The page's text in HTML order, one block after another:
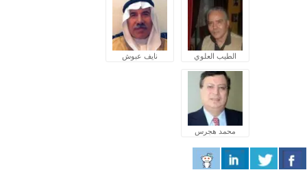
الطيب العلوي نايف عبوش
محمد هجرس